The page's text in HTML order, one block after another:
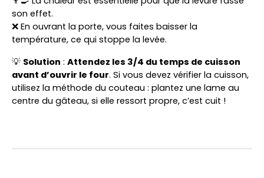
son effet.
❌ En ouvrant la porte, vous faites baisser la
température, ce qui stoppe la levée.
💡 Solution : Attendez les 3/4 du temps de cuisson
avant d’ouvrir le four. Si vous devez vérifier la cuisson,
utilisez la méthode du couteau : plantez une lame au
centre du gâteau, si elle ressort propre, c’est cuit !